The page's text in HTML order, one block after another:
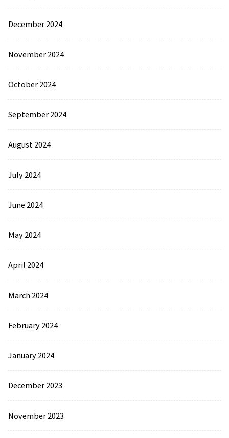
December 2024
November 2024
October 2024
September 2024
August 2024
July 2024
June 2024
May 2024
April 2024
March 2024
February 2024
January 2024
December 2023
November 2023